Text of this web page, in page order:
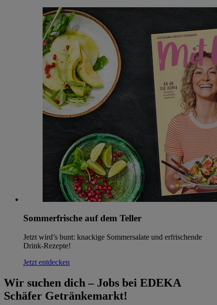
Sommerfrische auf dem Teller
Jetzt wird’s bunt: knackige Sommersalate und erfrischende
Drink-Rezepte!
Jetzt entdecken
Wir suchen dich – Jobs bei EDEKA
Schäfer Getränkemarkt!